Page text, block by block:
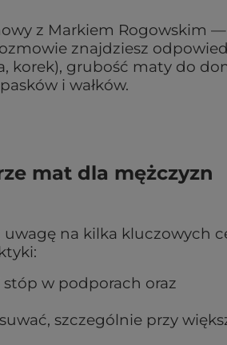
z Markiem Rogowskim —
znajdziesz
korek), grubość maty do
i wałków.
mat dla mężczyzn
na kilka kluczowych
w podporach oraz
szczególnie przy